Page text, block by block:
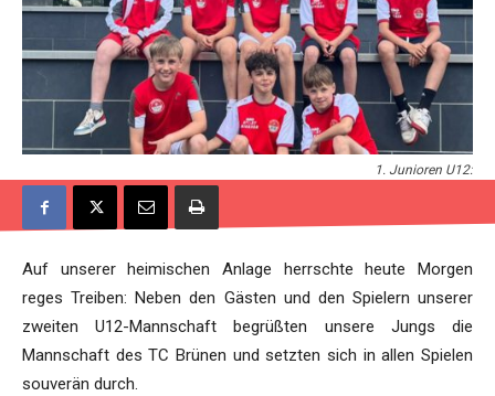
1. Junioren U12:
Auf unserer heimischen Anlage herrschte heute Morgen
reges Treiben: Neben den Gästen und den Spielern unserer
zweiten U12-Mannschaft begrüßten unsere Jungs die
Mannschaft des TC Brünen und setzten sich in allen Spielen
souverän durch.